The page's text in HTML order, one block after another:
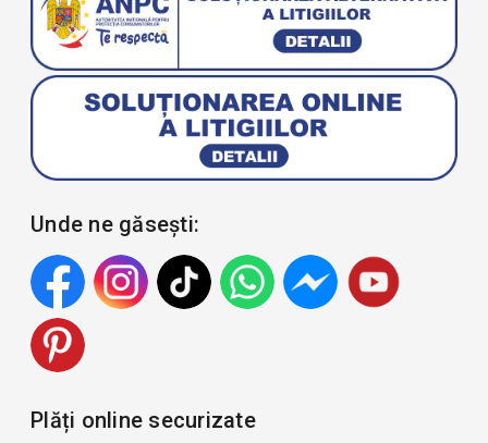
Unde ne găsești:
Plăți online securizate